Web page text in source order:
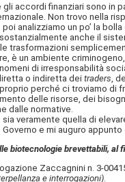
accordi finanziari sono in
Non trovo nella
analizziamo un po’ la
anche il
trasformazioni
è un ambiente
di irresponsabilità
o indiretta dei traders ,
perché ci troviamo di
delle risorse, dei
dalle normative.
veramente quella di
e mi auguro
biotecnologie brevettabili,
Zaccagnini n. 3-
e interrogazioni).